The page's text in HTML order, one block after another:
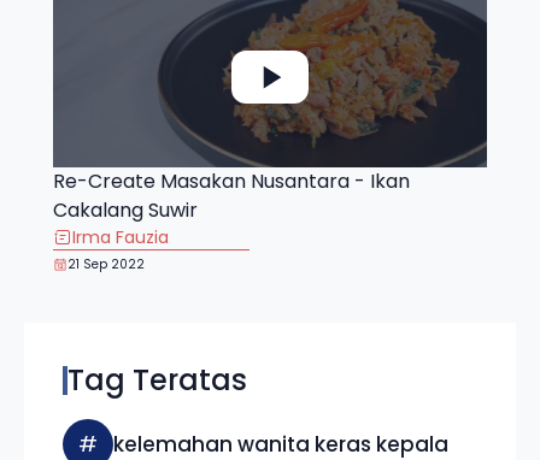
Re-Create Masakan Nusantara - Ikan
Cakalang Suwir
Irma Fauzia
21 Sep 2022
Tag Teratas
# kelemahan wanita keras kepala